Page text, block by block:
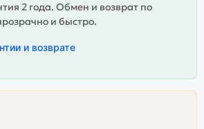
2 года. Обмен и возврат по
и быстро.
и возврате